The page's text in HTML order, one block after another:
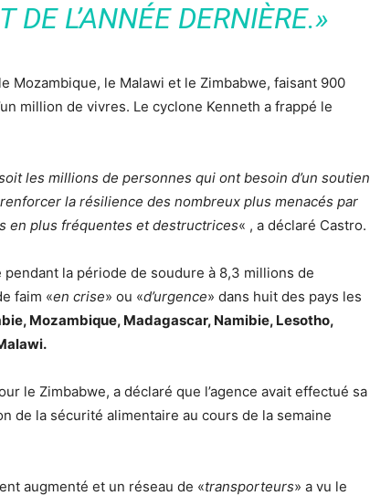
DE L’ANNÉE DERNIÈRE.»
Mozambique, le Malawi et le Zimbabwe, faisant 900
million de vivres. Le cyclone Kenneth a frappé le
les millions de personnes qui ont besoin d’un soutien
la résilience des nombreux plus menacés par
en plus fréquentes et destructrices« , a déclaré Castro.
la période de soudure à 8,3 millions de
faim «en crise» ou «d’urgence» dans huit des pays les
Mozambique, Madagascar, Namibie, Lesotho,
le Zimbabwe, a déclaré que l’agence avait effectué sa
de la sécurité alimentaire au cours de la semaine
augmenté et un réseau de «transporteurs» a vu le